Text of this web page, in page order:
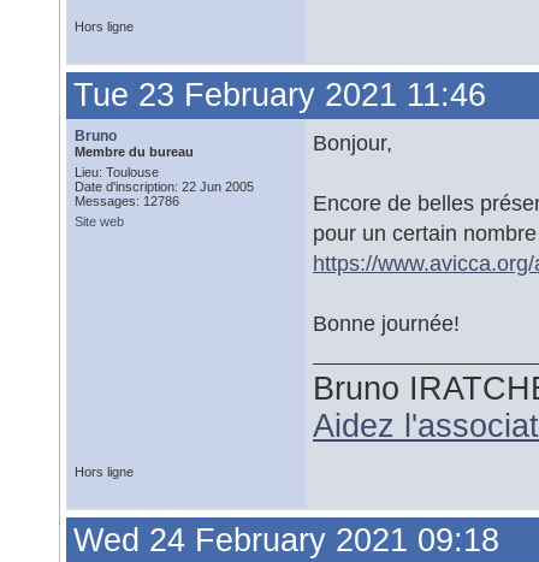
Hors ligne
Tue 23 February 2021 11:46
Bruno
Membre du bureau
Lieu: Toulouse
Date d'inscription: 22 Jun 2005
Messages: 12786
Site web
Bonjour,
Encore de belles
pour un certain
https://
Bonne journée!
Bruno
Aidez
Hors ligne
Wed 24 February 2021 09:18